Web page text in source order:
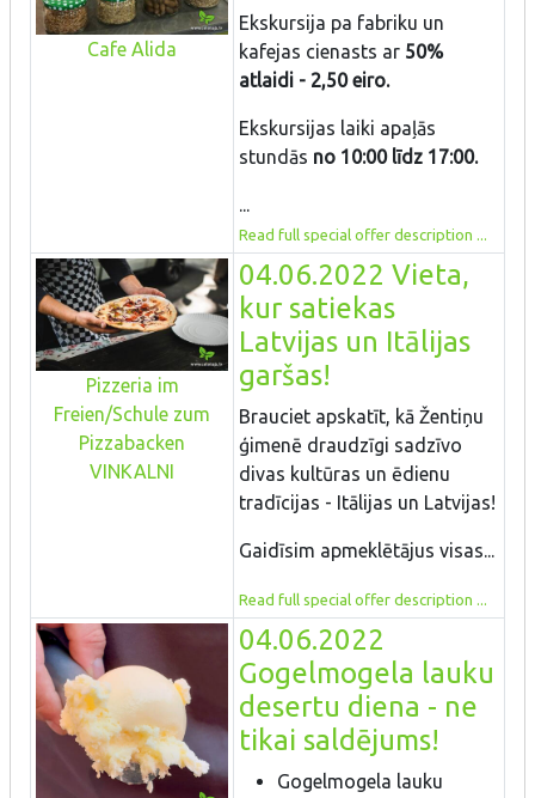
Cafe Alida
Ekskursija pa fabriku un
kafejas cienasts ar 50%
atlaidi - 2,50 eiro.
Ekskursijas laiki apaļās
stundās no 10:00 līdz 17:00.
...
Read full special offer description ...
Pizzeria im
Freien/Schule zum
Pizzabacken
VINKALNI
04.06.2022 Vieta,
kur satiekas
Latvijas un Itālijas
garšas!
Brauciet apskatīt, kā Žentiņu
ģimenē draudzīgi sadzīvo
divas kultūras un ēdienu
tradīcijas - Itālijas un Latvijas!
Gaidīsim apmeklētājus visas...
Read full special offer description ...
04.06.2022
Gogelmogela lauku
desertu diena - ne
tikai saldējums!
Gogelmogela lauku